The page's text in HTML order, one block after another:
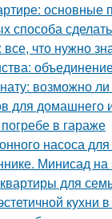
способа
что нужно
возможно ли
для домашнего
в гараже
насоса
Минисад на
для
кухни